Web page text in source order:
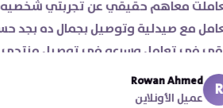
اتعاملت معاهم حقيقي عن
اتعامل مع صيدلية وتوصيل
ورقي في تعامل وسرعه في
من يومين من اسكندرية للقاهره ..
R
Rowan Ahmed
عميل الأونلاين